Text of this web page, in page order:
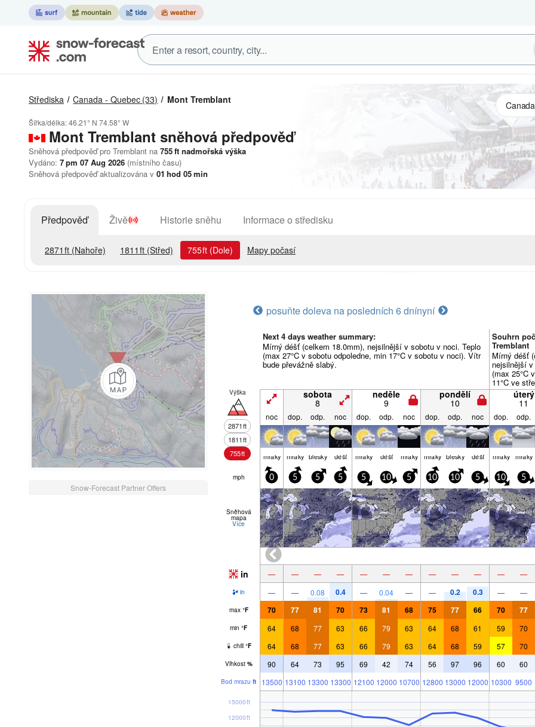
Střediska Canada - Quebec (33) Mont Tremblant
Šířka/délka:46.21° N 74.58° W
Mont Tremblant sněhová předpověď
Sněhová předpověď pro Tremblant na 755ft nadmořská výška
Vydáno: 7 pm 07 Aug 2026 (místního času)
Sněhová předpověď aktualizována v 01 hod 05min
Předpověď Živě Historie sněhu Informace o středisku
2871 ft (Nahoře) 1811 ft (Střed) 755ft (Dole) Mapy počasí
Snow-Forecast Partner Offers
posuňte doleva na posledních 6 dnínyní
Next 4 days weather summary:
Mírný déšť (celkem 18.0mm), nejsilnější v sobotu v noci. Teplo
(max 27°C v sobotu odpoledne, min 17°C v sobotu v noci). Vítr
bude převážně slabý.
Souhrn
Tremblant
Mírný déšť
nejsilnější
(max 25°C
11°C ve
převážně
Výška
2871ft
1811ft
755ft
sobota
8
neděle
9
pondělí
10
úterý
11
noc dop. odp. noc dop. odp. noc dop. odp. noc dop. odp.
mraky mraky blesky déšť mraky déšť mraky mraky blesky déšť mraky mraky
mph 0 5 5 5 5 10 5 10 10 5 10 5
Sněhová
mapa
Více
in — — — — — — — — — — — —
in — — 0.08 0.4 — 0.04 — — 0.2 0.3 — —
max °F 70 77 81 70 73 81 68 75 77 66 70 77
min °F 64 68 77 63 66 79 63 64 68 61 59 70
chill °F 64 68 77 63 66 79 63 64 68 59 57 70
Vlhkost % 90 64 73 95 69 42 74 56 97 96 60 60
Bod mrazu ft 13500 13100 13300 13300 12100 12000 10700 12800 13000 12000 10300 9500
12000ft
15000ft